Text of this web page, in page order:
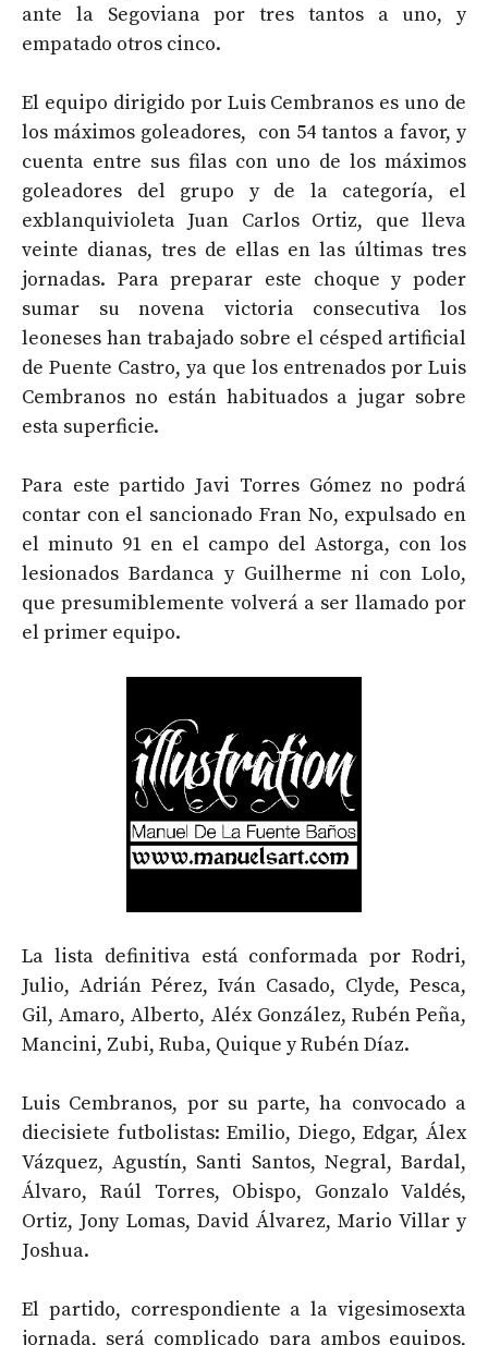
ante la Segoviana por tres tantos a uno, y
empatado otros cinco.
El equipo dirigido por Luis Cembranos es uno de
los máximos goleadores, con 54 tantos a favor, y
cuenta entre sus filas con uno de los máximos
goleadores del grupo y de la categoría, el
exblanquivioleta Juan Carlos Ortiz, que lleva
veinte dianas, tres de ellas en las últimas tres
jornadas. Para preparar este choque y poder
sumar su novena victoria consecutiva los
leoneses han trabajado sobre el césped artificial
de Puente Castro, ya que los entrenados por Luis
Cembranos no están habituados a jugar sobre
esta superficie.
Para este partido Javi Torres Gómez no podrá
contar con el sancionado Fran No, expulsado en
el minuto 91 en el campo del Astorga, con los
lesionados Bardanca y Guilherme ni con Lolo,
que presumiblemente volverá a ser llamado por
el primer equipo.
La lista definitiva está conformada por Rodri,
Julio, Adrián Pérez, Iván Casado, Clyde, Pesca,
Gil, Amaro, Alberto, Aléx González, Rubén Peña,
Mancini, Zubi, Ruba, Quique y Rubén Díaz.
Luis Cembranos, por su parte, ha convocado a
diecisiete futbolistas: Emilio, Diego, Edgar, Álex
Vázquez, Agustín, Santi Santos, Negral, Bardal,
Álvaro, Raúl Torres, Obispo, Gonzalo Valdés,
Ortiz, Jony Lomas, David Álvarez, Mario Villar y
Joshua.
El partido, correspondiente a la vigesimosexta
jornada, será complicado para ambos equipos,